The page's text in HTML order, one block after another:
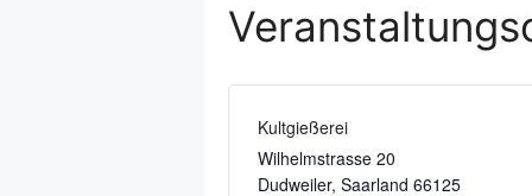
Kultgießerei
Wilhelmstrasse 20
Dudweiler, Saarland 66125